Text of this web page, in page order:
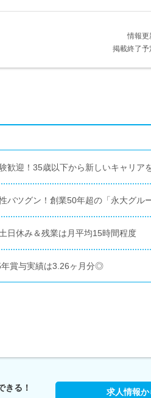
情報更
掲載終了
歓迎！35歳以下から新しいキャリア
バツグン！創業50年超の「永大グルー
日休み＆残業は月平均15時間程度
賞与実績は3.26ヶ月分◎
きる！
求人情報